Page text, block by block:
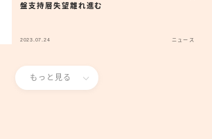
盤支持層失望離れ進む
2023.07.24 ニュース
もっと見る